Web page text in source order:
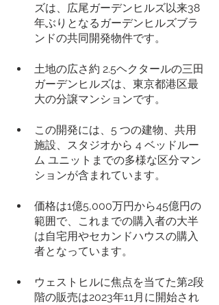
ズは、広尾ガーデンヒルズ以来38
年ぶりとなるガーデンヒルズブラ
ンドの共同開発物件です。
土地の広さ約 2.5ヘクタールの三田
ガーデンヒルズは、東京都港区最
大の分譲マンションです。
この開発には、5 つの建物、共用
施設、スタジオから 4 ベッドルー
ム ユニットまでの多様な区分マン
ションが含まれています。
価格は1億5,000万円から45億円の
範囲で、これまでの購入者の大半
は自宅用やセカンドハウスの購入
者となっています。
ウェストヒルに焦点を当てた第2段
階の販売は2023年11月に開始され